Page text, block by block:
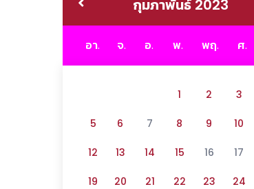
กุมภาพันธ์ 2023
อา. จ. อ. พ. พฤ. ศ.
1 2 3
5 6 7 8 9 10
12 13 14 15 16 17
19 20 21 22 23 24